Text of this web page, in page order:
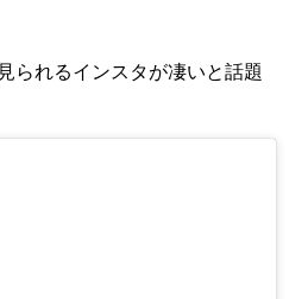
られるインスタが凄いと話題